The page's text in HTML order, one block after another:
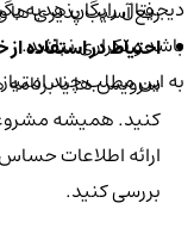
رفع آسیب پذیری ها
احتیاط در استفاده
کنید. همیشه
بررسی کنید.
باشد و تکراری نباشد.
به این مطلب چند